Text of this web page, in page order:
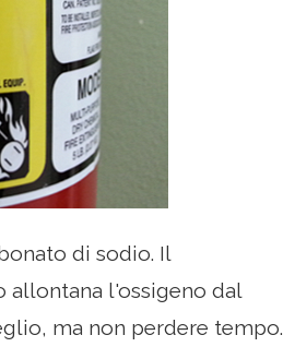
di sodio. Il
allontana l'ossigeno dal
ma non perdere tempo.